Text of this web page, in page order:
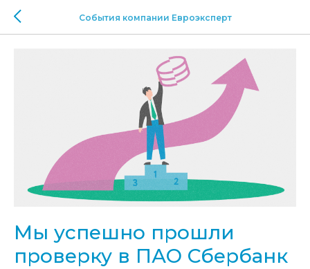
События компании Евроэксперт
Мы успешно прошли
проверку в ПАО Сбербанк